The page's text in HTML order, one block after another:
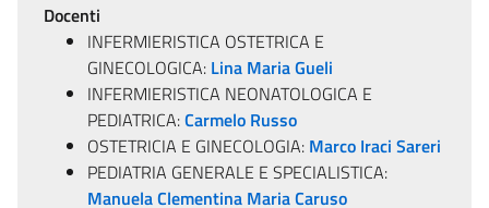
Docenti
INFERMIERISTICA OSTETRICA E
GINECOLOGICA: Lina Maria Gueli
INFERMIERISTICA NEONATOLOGICA E
PEDIATRICA:Carmelo Russo
OSTETRICIA E GINECOLOGIA: Marco Iraci Sareri
PEDIATRIA GENERALE E SPECIALISTICA:
Manuela Clementina Maria Caruso